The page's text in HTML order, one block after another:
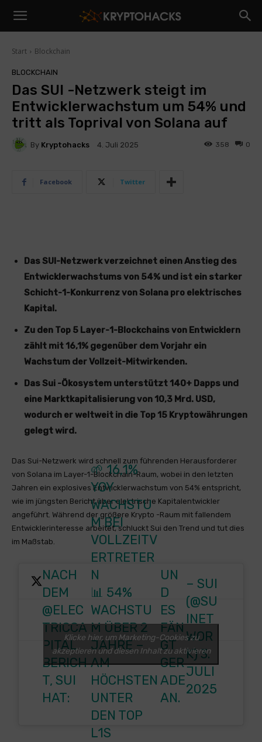
Start Blockchain
BLOCKCHAIN
Das SUI -Netzwerk steigt im
Entwicklerwachstum um 54% und
tritt als Toprival von Solana auf
By Kryptohacks 4. Juli 2025 0
358
Facebook Twitter
Das SUI-Netzwerk verzeichnet einen Anstieg des
Entwicklerwachstums von 54% und ist ein starker
Schicht-1-Konkurrenz von Solana pro elektrisches
Kapital.
Zu den Top 5 Layer-1-Blockchains von Entwicklern
zählt mit 16,1% gegenüber dem Vorjahr ein
Wachstum der Vollzeit-Mitwirkenden.
Das Sui -Ökosystem unterstützt 140+ Dapps und
eine Marktkapitalisierung von 10,3 Mrd. USD,
wodurch er weltweit in die Top 15 Kryptowährungen
gelegt wird.
Das Sui-Netzwerk wird schnell zum führenden Herausforderer
von Solana im Layer-1-Blockchain-Raum, wobei in den letzten
Jahren ein explosives Entwicklerwachstum von 54% entspricht,
wie im jüngsten Bericht über elektrische Kapitalentwickler
angeführt. Während der größere Krypto -Raum mit fallendem
Entwicklerinteresse arbeitet, schluckt Sui den Trend und tut dies
im Maßstab.
NACH
DEM
@ELEC
TRICCA
PITAL
BERICH
T, SUI
HAT:
🌱 16,1%
YOY
WACHSTU
M BEI
VOLLZEITV
ERTRETER
N
📊 54%
WACHSTU
M ÜBER 2
JAHRE –
AM
HÖCHSTEN
UNTER
DEN TOP
L1S
UN
D
ES
FÄN
GT
GER
ADE
AN.
– SUI
(@SU
INET
WOR
K)3.
JULI
2025
Klicke hier, um Marketing-Cookies zu
akzeptieren und diesen Inhalt zu aktivieren